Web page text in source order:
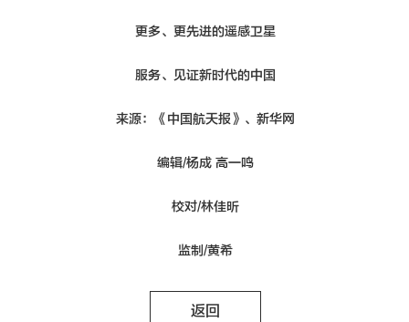
更多、更先进的遥感卫星
服务、见证新时代的中国
来源：《中国航天报》、新华网
编辑/杨成 高一鸣
校对/林佳昕
监制/黄希
返回